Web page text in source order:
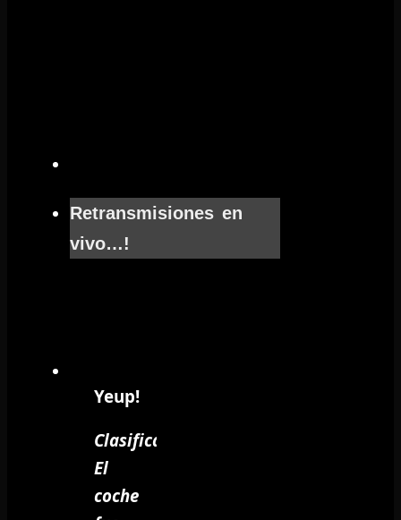
1º
Yeup!
Clasificación:
El
coche
Retransmisiones en
vivo…!